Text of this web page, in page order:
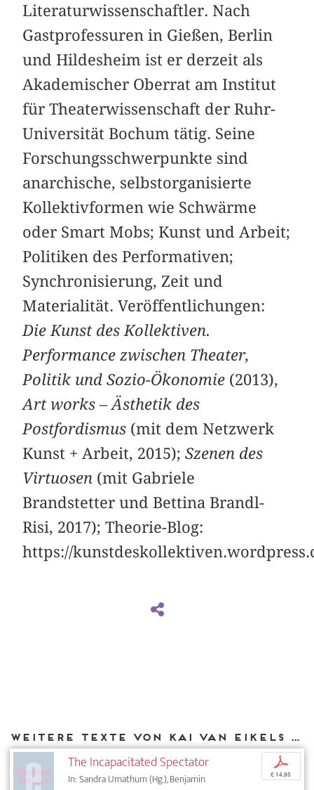
Literaturwissenschaftler. Nach
Gastprofessuren in Gießen, Berlin
und Hildesheim ist er derzeit als
Akademischer Oberrat am Institut
für Theaterwissenschaft der Ruhr-
Universität Bochum tätig. Seine
Forschungsschwerpunkte sind
anarchische, selbstorganisierte
Kollektivformen wie Schwärme
oder Smart Mobs; Kunst und Arbeit;
Politiken des Performativen;
Synchronisierung, Zeit und
Materialität. Veröffentlichungen:
Die Kunst des Kollektiven.
Performance ­zwischen Theater,
Politik und Sozio-Ökonomie (2013),
Art works – Ästhetik des
Postfordismus (mit dem Netzwerk
Kunst + Arbeit, 2015);Szenen des
Virtuosen (mit Gabriele
Brandstetter und Bettina Brandl-
Risi, 2017); Theorie-Blog:
https://
Weitere Texte von Kai van Eikels bei DIAPHANES
The Incapacitated Spectator
In: Sandra Umathum (Hg.), Benjamin
p
€ 14,95